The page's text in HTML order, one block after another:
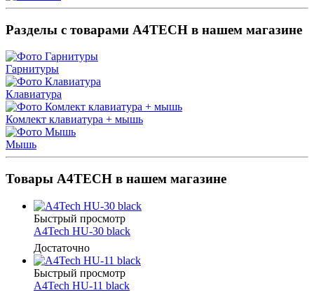
Разделы с товарами A4TECH в нашем магазине
Гарнитуры
Клавиатура
Комлект клавиатура + мышь
Мышь
Товары A4TECH в нашем магазине
Быстрый просмотр
A4Tech HU-30 black
Достаточно
Быстрый просмотр
A4Tech HU-11 black